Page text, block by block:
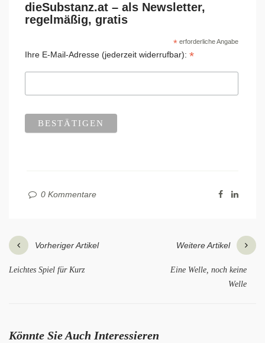
dieSubstanz.at – als Newsletter,
regelmäßig, gratis
*erforderliche Angabe
Ihre E-Mail-Adresse (jederzeit widerrufbar): *
0 Kommentare
Vorheriger Artikel
Leichtes Spiel für Kurz
Weitere Artikel
Eine Welle, noch keine
Welle
Könnte Sie Auch Interessieren